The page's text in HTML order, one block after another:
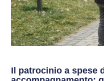
Il patrocinio a spese